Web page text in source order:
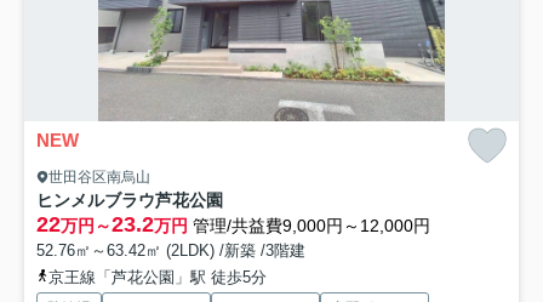
NEW
世田谷区南烏山
ヒンメルブラウ芦花公園
22万円～23.2万円 管理/共益費9,000円～12,000円
52.76㎡～63.42㎡ (2LDK) /新築 /3階建
京王線「芦花公園」駅 徒歩5分